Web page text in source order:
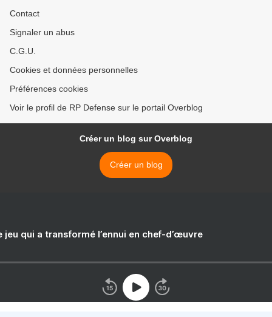
Contact
Signaler un abus
C.G.U.
Cookies et données personnelles
Préférences cookies
Voir le profil de RP Defense sur le portail Overblog
Créer un blog sur Overblog
Créer un blog
jeu qui a transformé l’ennui en chef-d’œuvre